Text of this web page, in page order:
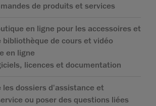
de produits et services
en ligne pour les accessoires et
de cours et vidéo
en ligne
licences et documentation
les dossiers d'assistance et
ou poser des questions liées